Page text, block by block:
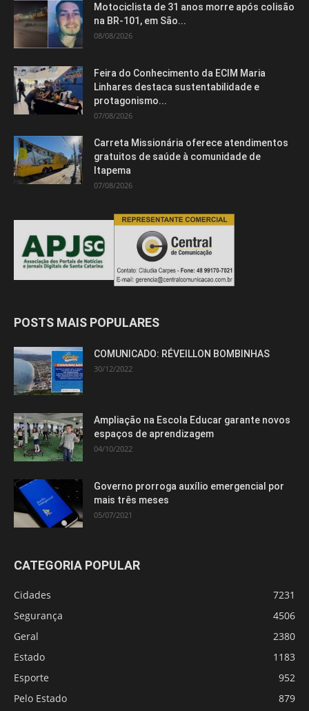
Motociclista de 31 anos morre após colisão
na BR-101, em São...
08/08/2026
Feira do Conhecimento da ECIM Maria
Linhares destaca sustentabilidade e
protagonismo...
07/08/2026
Carreta Missionária oferece atendimentos
gratuitos de saúde à comunidade de
Itapema
07/08/2026
POSTS MAIS POPULARES
COMUNICADO: RÉVEILLON BOMBINHAS
30/12/2022
Ampliação na Escola Educar garante novos
espaços de aprendizagem
04/10/2022
Governo prorroga auxílio emergencial por
mais três meses
05/07/2021
CATEGORIA POPULAR
Cidades
7231
Segurança
4506
Geral
2380
Estado
1183
Esporte
952
Pelo Estado
879